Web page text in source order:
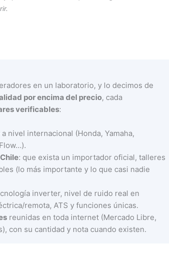
en un laboratorio, y lo decimos de
por encima del precio, cada
verificables:
nivel internacional (Honda, Yamaha,
: que exista un importador oficial, talleres
(lo más importante y lo que casi nadie
inverter, nivel de ruido real en
remota, ATS y funciones únicas.
reunidas en toda internet (Mercado Libre,
con su cantidad y nota cuando existen.